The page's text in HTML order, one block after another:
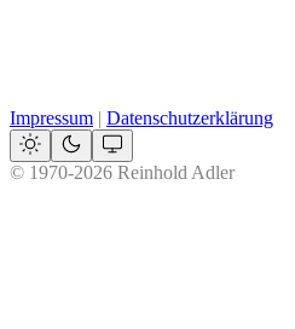
Impressum | Datenschutzerklärung
© 1970-2026 Reinhold Adler